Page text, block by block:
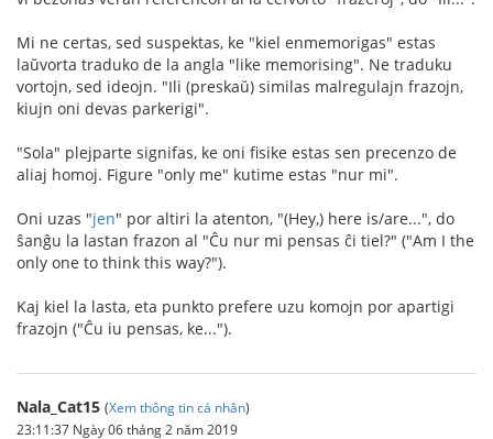
Mi ne certas, sed suspektas, ke "kiel enmemorigas" estas
laŭvorta traduko de la angla "like memorising". Ne traduku
vortojn, sed ideojn. "Ili (preskaŭ) similas malregulajn frazojn,
kiujn oni devas parkerigi".
"Sola" plejparte signifas, ke oni fisike estas sen precenzo de
aliaj homoj. Figure "only me" kutime estas "nur mi".
Oni uzas "jen" por altiri la atenton, "(Hey,) here is/are...", do
ŝanĝu la lastan frazon al "Ĉu nur mi pensas ĉi tiel?" ("Am I the
only one to think this way?").
Kaj kiel la lasta, eta punkto prefere uzu komojn por apartigi
frazojn ("Ĉu iu pensas, ke...").
Nala_Cat15 (Xem thông tin cá nhân)
23:11:37 Ngày 06 tháng 2 năm 2019